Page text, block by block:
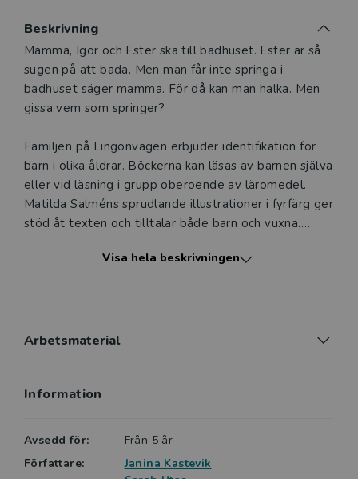
Beskrivning
Beskrivning
Mamma, Igor och Ester ska till badhuset. Ester är så
sugen på att bada. Men man får inte springa i
badhuset säger mamma. För då kan man halka. Men
gissa vem som springer?
Familjen på Lingonvägen erbjuder identifikation för
barn i olika åldrar. Böckerna kan läsas av barnen själva
eller vid läsning i grupp oberoende av läromedel.
Matilda Salméns sprudlande illustrationer i fyrfärg ger
stöd åt texten och tilltalar både barn och vuxna.
Böckerna i serien Livat på Lingonvägen är
fyra nivåer, och svårighetsgraden ökar sakta mellan
tillhör nivå ett av fyra, dvs röd. Till böckerna finns en
• 1-2 meningar per uppslag, upp till 50 ord
Visa hela beskrivningen
Arbetsmaterial
Information
Avsedd för:
Från 5 år
Författare:
Janina Kastevik